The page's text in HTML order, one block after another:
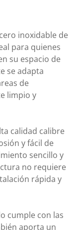
inoxidable de
para quienes
su espacio de
se adapta
de
limpio y
calidad calibre
y fácil de
sencillo y
no requiere
rápida y
cumple con las
aporta un